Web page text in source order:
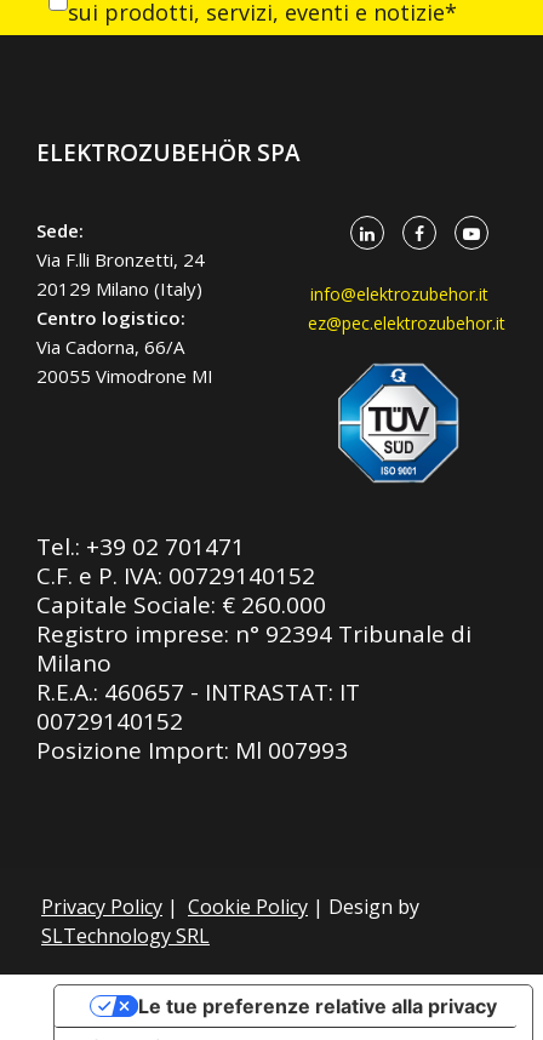
sui prodotti, servizi, eventi e notizie*
ELEKTROZUBEHÖR SPA
Sede:
Via F.lli Bronzetti, 24
20129 Milano (Italy)
Centro logistico:
Via Cadorna, 66/A
20055 Vimodrone MI
info@elektrozubehor.it
ez@pec.elektrozubehor.it
Tel.: +39 02 701471
C.F. e P. IVA: 00729140152
Capitale Sociale: € 260.000
Registro imprese: n° 92394 Tribunale di
Milano
R.E.A.: 460657 - INTRASTAT: IT
00729140152
Posizione Import: Ml 007993
Privacy Policy | Cookie Policy | Design by
SLTechnology SRL
Le tue preferenze relative alla privacy